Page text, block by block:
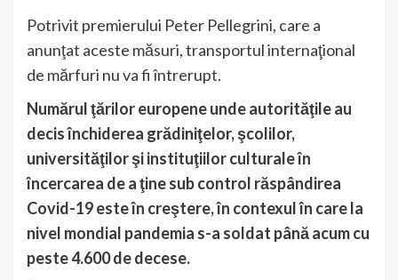
Potrivit premierului Peter Pellegrini, care a
anunţat aceste măsuri, transportul internaţional
de mărfuri nu va fi întrerupt.
Numărul ţărilor europene unde autorităţile au
decis închiderea grădiniţelor, şcolilor,
universităţilor şi instituţiilor culturale în
încercarea de a ţine sub control răspândirea
Covid-19 este în creştere, în contexul în care la
nivel mondial pandemia s-a soldat până acum cu
peste 4.600 de decese.